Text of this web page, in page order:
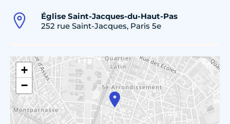
Église Saint-Jacques-du-Haut-Pas
252 rue Saint-Jacques, Paris 5e
+
−